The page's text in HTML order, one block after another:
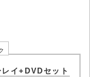
イ+DVDセット